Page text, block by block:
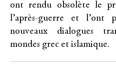
ont rendu obsolète le
l’après-guerre et l’ont
nouveaux dialogues
mondes grec et islamique.